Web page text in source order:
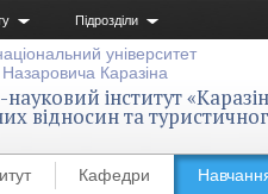
Підрозділи
університет
Каразіна
інститут
відносин та
Кафедри